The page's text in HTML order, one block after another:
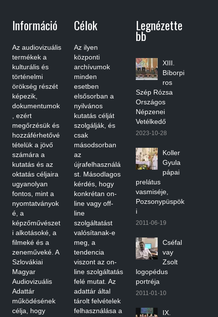
Információ
Az audiovizuális
termékek a
kulturális és
történelmi
örökség részét
képezik,
dokumentumok
, ezért
megőrzésük és
hozzáférhetővé
tételük a jövő
számára a
kutatás és az
oktatás céljaira
ugyanolyan
fontos, mint a
nyomtatványok
é, a
képzőművészet
i alkotásoké, a
filmeké és a
zeneműveké. A
Szlovákiai
Magyar
Audiovizuális
Adattár
működésének
célja, hogy
Célok
Az ilyen
központi
archívumok
minden
esetben
elsősorban a
nyilvános
kutatás célját
szolgálják, és
csak
másodsorban
az
újrafelhasználá
st. Másodlagos
kérdés, hogy
konkrétan on-
line vagy off-
line
szolgáltatást
valósítanak-e
meg, a
tendencia
viszont az on-
line szolgáltatás
felé mutat. Az
adattár által
tárolt felvételek
felhasználása a
Legnézette
Bb
XIII.
Bíborpi
ros
Szép Rózsa
Országos
Népzenei
Vetélkedő
2023-10-28
Koller
Gyula
pápai
prelátus
vasmiséje,
Pozsonypüspök
i
2011-06-19
Cséfal
vay
Zsolt
logopédus
portréja
2011-01-10
IX.